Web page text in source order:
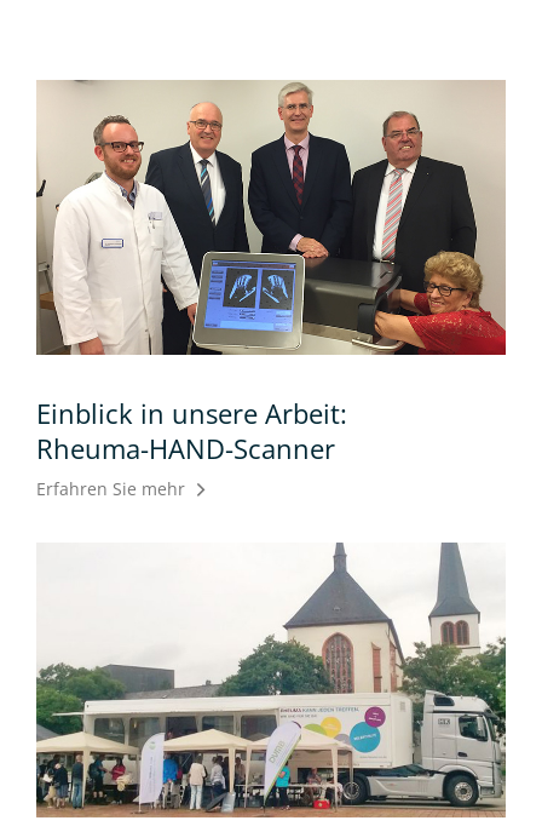
Einblick in unsere Arbeit:
Rheuma-HAND-Scanner
Erfahren Sie mehr